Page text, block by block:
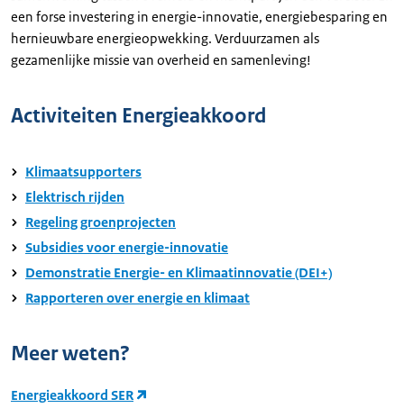
een forse investering in energie-innovatie, energiebesparing en
hernieuwbare energieopwekking. Verduurzamen als
gezamenlijke missie van overheid en samenleving!
Activiteiten Energieakkoord
Klimaatsupporters
Elektrisch rijden
Regeling groenprojecten
Subsidies voor energie-innovatie
Demonstratie Energie- en Klimaatinnovatie (DEI+)
Rapporteren over energie en klimaat
Meer weten?
Energieakkoord SER